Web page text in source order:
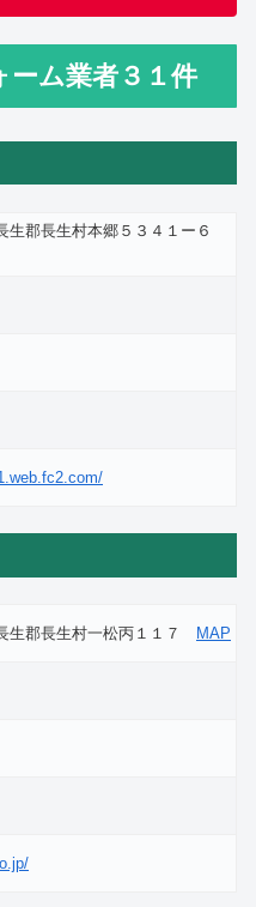
ーム業者３１件
生郡長生村本郷５３４１ー６
生郡長生村一松丙１１７ MAP